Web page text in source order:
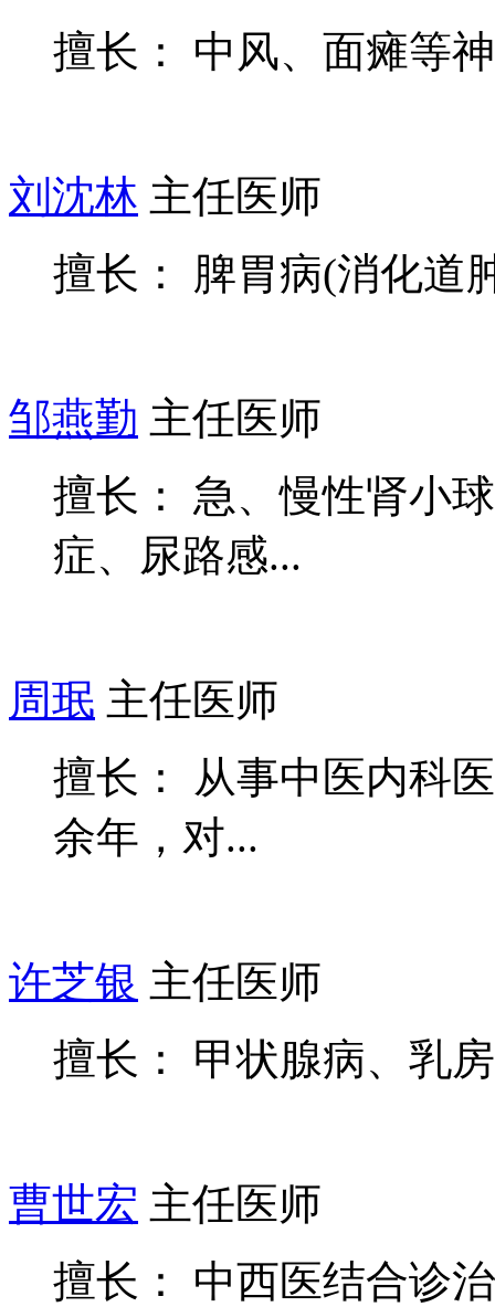
擅长： 中风、面瘫等
刘沈林 主任医师
擅长： 脾胃病(消化道
邹燕勤 主任医师
擅长： 急、慢性肾小
症、尿路感...
周珉 主任医师
擅长： 从事中医内科
余年，对...
许芝银 主任医师
擅长： 甲状腺病、乳
曹世宏 主任医师
擅长： 中西医结合诊